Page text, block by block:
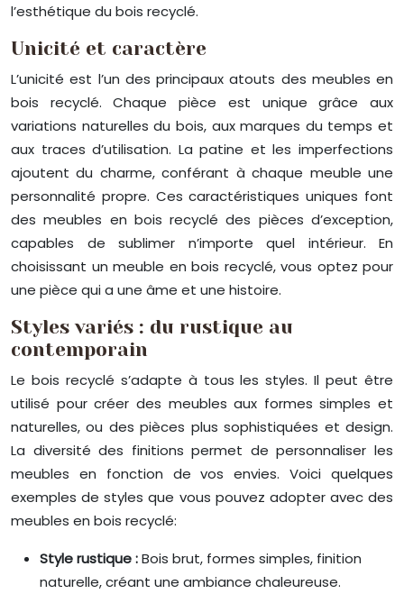
l’esthétique du bois recyclé.
Unicité et caractère
L’unicité est l’un des principaux atouts des meubles en
bois recyclé. Chaque pièce est unique grâce aux
variations naturelles du bois, aux marques du temps et
aux traces d’utilisation. La patine et les imperfections
ajoutent du charme, conférant à chaque meuble une
personnalité propre. Ces caractéristiques uniques font
des meubles en bois recyclé des pièces d’exception,
capables de sublimer n’importe quel intérieur. En
choisissant un meuble en bois recyclé, vous optez pour
une pièce qui a une âme et une histoire.
Styles variés : du rustique au
contemporain
Le bois recyclé s’adapte à tous les styles. Il peut être
utilisé pour créer des meubles aux formes simples et
naturelles, ou des pièces plus sophistiquées et design.
La diversité des finitions permet de personnaliser les
meubles en fonction de vos envies. Voici quelques
exemples de styles que vous pouvez adopter avec des
meubles en bois recyclé:
Style rustique :Bois brut, formes simples, finition
naturelle, créant une ambiance chaleureuse.